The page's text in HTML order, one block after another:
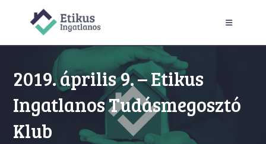
2019. április 9. – Etikus
Ingatlanos Tudásmegosztó
Klub